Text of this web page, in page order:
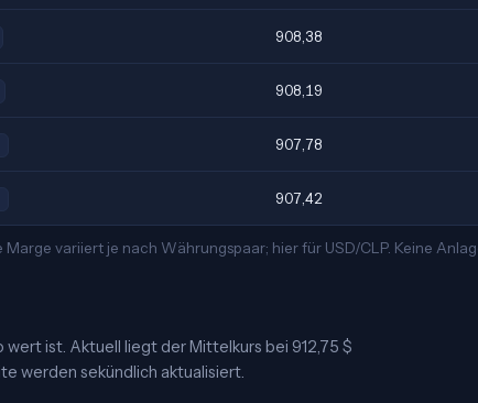
908,38
908,19
907,78
907,42
variiert je nach Währungspaar; hier für USD/CLP. Keine
wert ist. Aktuell liegt der Mittelkurs bei 912,75 $
werden sekündlich aktualisiert.